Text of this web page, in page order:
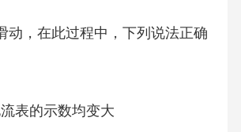
动，在此过程中，下列说法正确
表的示数均变大